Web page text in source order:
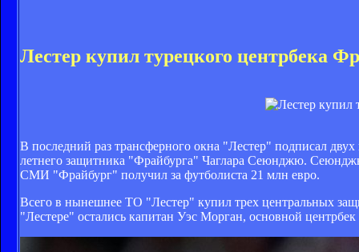
Лестер купил турецкого центрбека
В последний раз трансферного окна "Лестер" подписал
летнего защитника "Фрайбурга" Чаглара Сеюнджю.
СМИ "Фрайбург" получил за футболиста 21 млн евро.
Всего в нынешнее ТО "Лестер" купил трех центральных
"Лестере" остались капитан Уэс Морган, основной